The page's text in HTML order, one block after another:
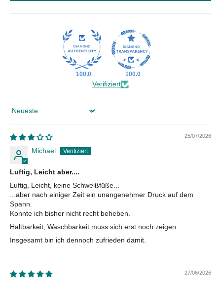
100.0 100.0
Verifiziert
Sort by
25/07/2026
Michael
Luftig, Leicht aber....
Luftig, Leicht, keine Schweißfüße...
...aber nach einiger Zeit ein unangenehmer Druck auf dem
Spann.
Konnte ich bisher nicht recht beheben.
Haltbarkeit, Waschbarkeit muss sich erst noch zeigen.
Insgesamt bin ich dennoch zufrieden damit.
27/06/2026